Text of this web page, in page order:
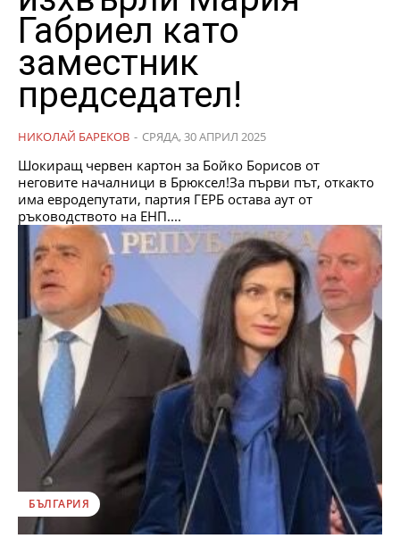
Габриел като
заместник
председател!
НИКОЛАЙ БАРЕКОВ - СРЯДА, 30 АПРИЛ 2025
Шокиращ червен картон за Бойко Борисов от
неговите началници в Брюксел!За първи път, откакто
има евродепутати, партия ГЕРБ остава аут от
ръководството на ЕНП....
БЪЛГАРИЯ